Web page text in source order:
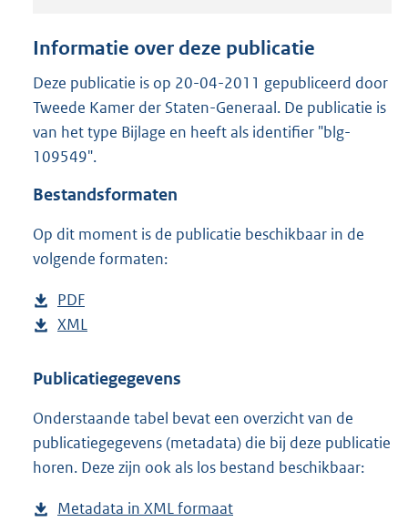
t
e
:
1
Informatie over deze publicatie
Deze publicatie is op 20-04-2011 gepubliceerd door
Tweede Kamer der Staten-Generaal. De publicatie is
van het type Bijlage en heeft als identifier "blg-
109549".
Bestandsformaten
Op dit moment is de publicatie beschikbaar in de
volgende formaten:
D
o
n
o
a
d
PDF
e
t
n
d
s
D
w
l
o
a
XML
s
a
n
d
Publicatiegegevens
Onderstaande tabel bevat een overzicht van de
publicatiegegevens (metadata) die bij deze publicatie
horen. Deze zijn ook als los bestand beschikbaar:
Metadata in XML formaat